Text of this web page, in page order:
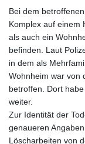
Bei dem
Komplex auf einem
als auch ein
befinden. Laut
in dem als
Wohnheim war von
betroffen. Dort
weiter.
Zur Identität der
genaueren
Löscharbeiten von